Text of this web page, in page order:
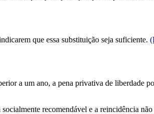
que essa substituição seja suficiente.
a um ano, a pena privativa de liberdade
recomendável e a reincidência